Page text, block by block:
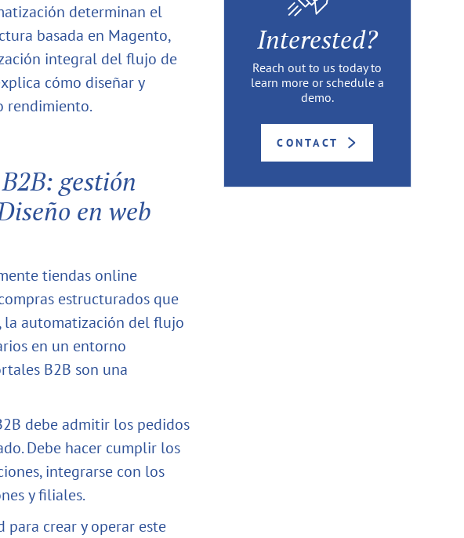
determinan el
basada en Magento,
integral del flujo de
cómo diseñar y
rendimiento.
gestión
en web
tiendas online
estructurados que
automatización del flujo
en un entorno
B2B son una
debe admitir los pedidos
Debe hacer cumplir los
integrarse con los
y filiales.
crear y operar este
Interested?
Reach out to us today to
learn more or schedule a
demo.
CONTACT